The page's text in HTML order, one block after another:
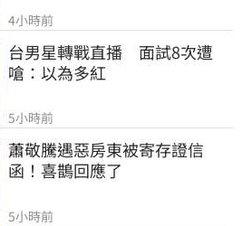
4小時前
台男星轉戰直播　面試8次遭
嗆：以為多紅
5小時前
蕭敬騰遇惡房東被寄存證信
函！喜鵲回應了
5小時前